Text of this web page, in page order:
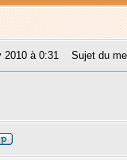
2010 à 0:31 Sujet du